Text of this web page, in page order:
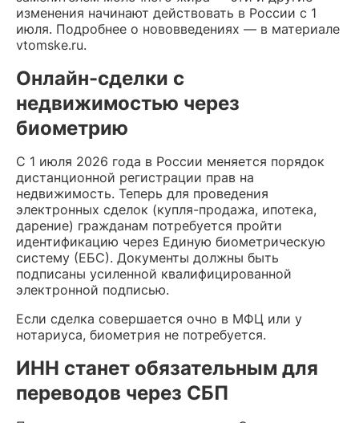
изменения начинают действовать в России с 1
июля. Подробнее о нововведениях — в материале
vtomske.ru.
Онлайн-сделки с
недвижимостью через
биометрию
С 1 июля 2026 года в России меняется порядок
дистанционной регистрации прав на
недвижимость. Теперь для проведения
электронных сделок (купля-продажа, ипотека,
дарение) гражданам потребуется пройти
идентификацию через Единую биометрическую
систему (ЕБС). Документы должны быть
подписаны усиленной квалифицированной
электронной подписью.
Если сделка совершается очно в МФЦ или у
нотариуса, биометрия не потребуется.
ИНН станет обязательным для
переводов через СБП